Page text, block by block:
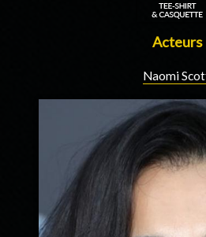
Acteurs
Naomi